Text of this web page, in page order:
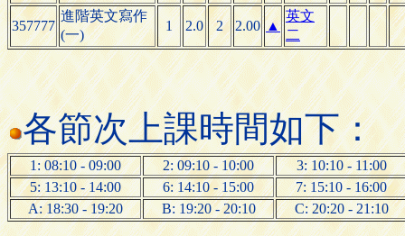
357777
進階英文寫作
(一)
1 2.0 2 2.00 ▲
英文
二
各節次上課時間如下：
1: 08:10 - 09:00 2: 09:10 - 10:00
3: 10:10 - 11:00
5: 13:10 - 14:00
6: 14:10 - 15:00
7: 15:10 - 16:00
A: 18:30 - 19:20
B: 19:20 - 20:10 C: 20:20 - 21:10